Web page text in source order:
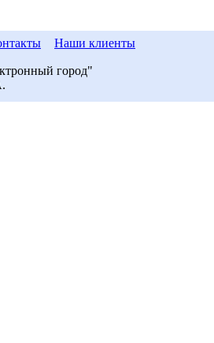
Наши клиенты
город"